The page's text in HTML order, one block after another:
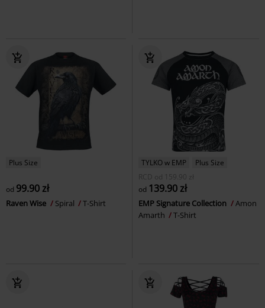
Plus Size
od 99.90 zł
Raven Wise Spiral T-Shirt
TYLKO w EMP
Plus Size
RCD
od 159.90 zł
od 139.90 zł
EMP Signature Collection
Amon
Amarth
T-Shirt